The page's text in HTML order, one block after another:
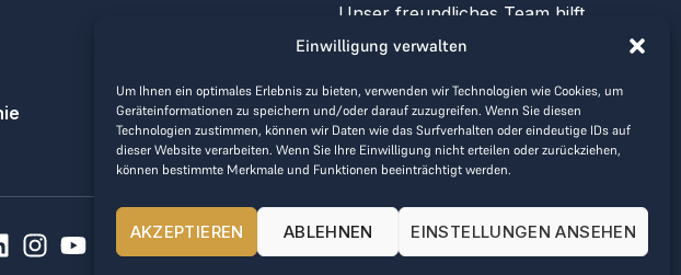
Einwilligung verwalten
Um Ihnen ein optimales Erlebnis zu bieten, verwenden wir Technologien wie Cookies, um
Geräteinformationen zu speichern und/oder darauf zuzugreifen. Wenn Sie diesen
Technologien zustimmen, können wir Daten wie das Surfverhalten oder eindeutige IDs auf
dieser Website verarbeiten. Wenn Sie Ihre Einwilligung nicht erteilen oder zurückziehen,
können bestimmte Merkmale und Funktionen beeinträchtigt werden.
AKZEPTIEREN ABLEHNEN EINSTELLUNGEN ANSEHEN
Unser freundliches Team hilft
Ihnen gerne weiter.
Mo-Fr von 8:00 bis 17:00 Uhr.